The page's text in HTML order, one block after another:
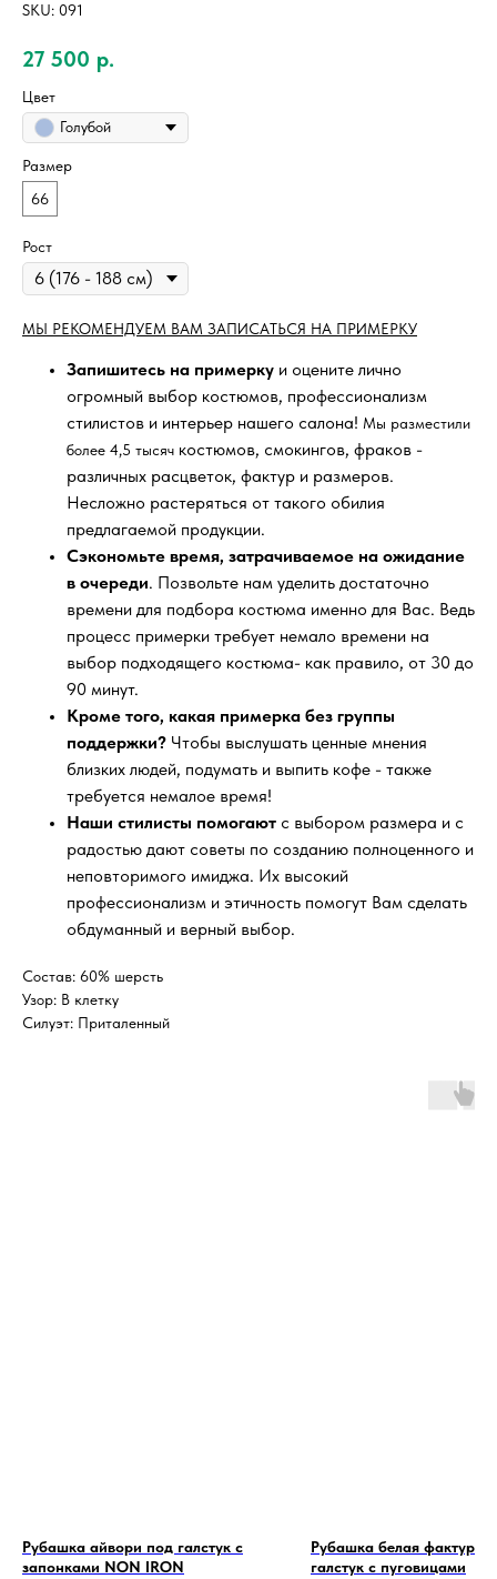
SKU: 091
27 500 р.
Цвет
Голубой
Размер
66
Рост
МЫ РЕКОМЕНДУЕМ ВАМ ЗАПИСАТЬСЯ НА ПРИМЕРКУ
Запишитесь на примерку и оцените лично
огромный выбор костюмов, профессионализм
стилистов и интерьер нашего салона! Мы разместили
более 4,5 тысяч костюмов, смокингов, фраков -
различных расцветок, фактур и размеров.
Несложно растеряться от такого обилия
предлагаемой продукции.
Сэкономьте время, затрачиваемое на ожидание
в очереди. Позвольте нам уделить достаточно
времени для подбора костюма именно для Вас. Ведь
процесс примерки требует немало времени на
выбор подходящего костюма- как правило, от 30 до
90 минут.
Кроме того, какая примерка без группы
поддержки? Чтобы выслушать ценные мнения
близких людей, подумать и выпить кофе - также
требуется немалое время!
Наши стилисты помогают с выбором размера и с
радостью дают советы по созданию полноценного и
неповторимого имиджа. Их высокий
профессионализм и этичность помогут Вам сделать
обдуманный и верный выбор.
Состав: 60% шерсть
Узор: В клетку
Силуэт: Приталенный
Рубашка айвори под галстук с
запонками NON IRON
Рубашка белая
галстук с пуговицами